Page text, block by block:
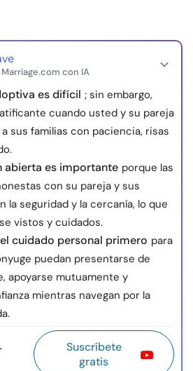
con IA
es difícil ; sin embargo,
cuando usted y su pareja
sus familias con paciencia, risas
abierta es importante porque las
con su pareja y sus
la seguridad y la cercanía, lo que
vistos y cuidados.
cuidado personal primero para
puedan presentarse de
apoyarse mutuamente y
mientras navegan por la
Suscríbete
gratis